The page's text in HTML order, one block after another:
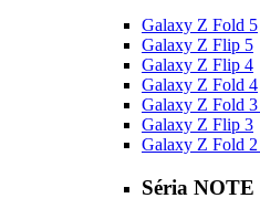
Galaxy Z Fold 5
Galaxy Z Flip 5
Galaxy Z Flip 4
Galaxy Z Fold 4
Galaxy Z Fold
Galaxy Z Flip 3
Galaxy Z Fold
Séria NOTE